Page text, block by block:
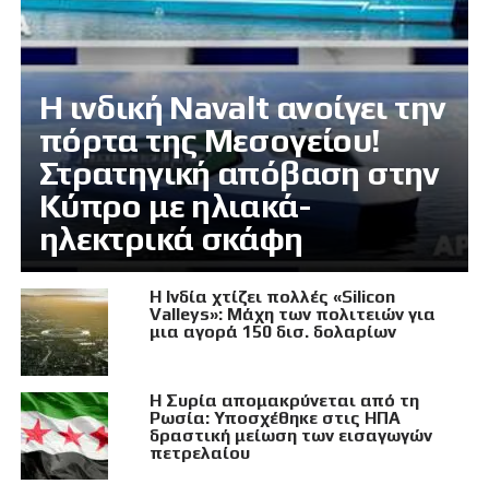
Η ινδική Navalt ανοίγει την
πόρτα της Μεσογείου!
Στρατηγική απόβαση στην
Κύπρο με ηλιακά-
ηλεκτρικά σκάφη
Η Ινδία χτίζει πολλές «Silicon
Valleys»: Μάχη των πολιτειών για
μια αγορά 150 δισ. δολαρίων
Η Συρία απομακρύνεται από τη
Ρωσία: Υποσχέθηκε στις ΗΠΑ
δραστική μείωση των εισαγωγών
πετρελαίου